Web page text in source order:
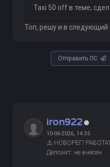
Taxi 50 off в теме,
Топ, решу и в следующий
Отправить ЛС
iron922
10-06-2026, 14:35
⚠️ НОВОРЕГ!
Депозит: не внесен